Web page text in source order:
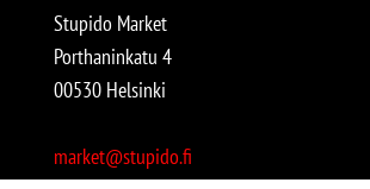
Stupido Market
Porthaninkatu 4
00530 Helsinki
market@stupido.fi